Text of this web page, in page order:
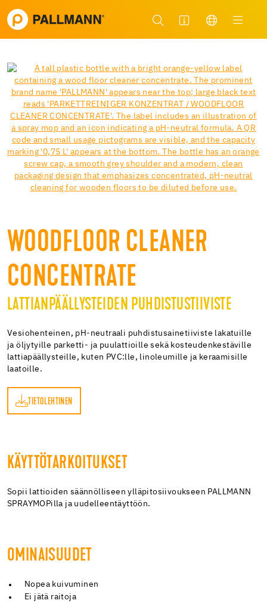
WOODFLOOR CLEANER
CONCENTRATE
LATTIANPÄÄLLYSTEIDEN PUHDISTUSTIIVISTE
Vesiohenteinen, pH-neutraali puhdistusainetiiviste lakatuille
ja öljytyille parketti- ja puulattioille sekä kosteudenkestäville
lattiapäällysteille, kuten PVC:lle, linoleumille ja keraamisille
laatoille.
TIETOLEHTINEN
KÄYTTÖTARKOITUKSET
Sopii lattioiden säännölliseen ylläpitosiivoukseen PALLMANN
SPRAYMOPilla ja uudelleentäyttöön.
OMINAISUUDET
Nopea kuivuminen
Ei jätä raitoja